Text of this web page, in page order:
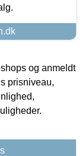
og anmeldt
prisniveau,